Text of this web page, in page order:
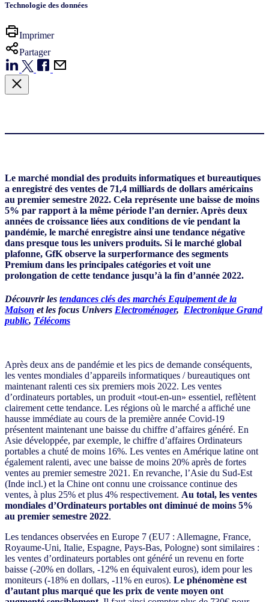
Technologie des données
Imprimer
Partager
Le marché mondial des produits informatiques et bureautiques
a enregistré des ventes de 71,4 milliards de dollars américains
au premier semestre 2022. Cela représente une baisse de moins
5% par rapport à la même période l’an dernier. Après deux
années de croissance liées aux conditions de vie pendant la
pandémie, le marché enregistre ainsi une tendance négative
dans presque tous les univers produits. Si le marché global
plafonne, GfK observe la surperformance des segments
Premium dans les principales catégories et voit une
prolongation de cette tendance jusqu’à la fin d’année 2022.
Découvrir les tendances clés des marchés Equipement de la
Maison et les focus Univers Electroménager, Electronique Grand
public, Télécoms
Après deux ans de pandémie et les pics de demande conséquents,
les ventes mondiales d’appareils informatiques / bureautiques ont
maintenant ralenti ces six premiers mois 2022. Les ventes
d’ordinateurs portables, un produit «tout-en-un» essentiel, reflètent
clairement cette tendance. Les régions où le marché a affiché une
hausse immédiate au cours de la première année Covid-19
présentent maintenant une baisse du chiffre d’affaires généré. En
Asie développée, par exemple, le chiffre d’affaires Ordinateurs
portables a chuté de moins 16%. Les ventes en Amérique latine ont
également ralenti, avec une baisse de moins 20% après de fortes
ventes au premier semestre 2021. En revanche, l’Asie du Sud-Est
(Inde incl.) et la Chine ont connu une croissance continue des
ventes, à plus 25% et plus 4% respectivement. Au total, les ventes
mondiales d’Ordinateurs portables ont diminué de moins 5%
au premier semestre 2022.
Les tendances observées en Europe 7 (EU7 : Allemagne, France,
Royaume-Uni, Italie, Espagne, Pays-Bas, Pologne) sont similaires :
les ventes d’ordinateurs portables ont généré un revenu en forte
baisse (-20% en dollars, -12% en équivalent euros), idem pour les
moniteurs (-18% en dollars, -11% en euros). Le phénomène est
d’autant plus marqué que les prix de vente moyen ont